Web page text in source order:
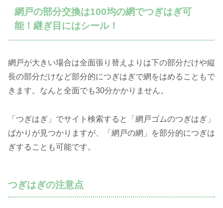
網戸の部分交換は100均の網でつぎはぎ可
能！継ぎ目にはシール！
網戸が大きい場合は全面張り替えよりは下の部分だけや縦
長の部分だけなど部分的につぎはぎで網をはめることもで
きます。なんと全面でも30分かかりません。
「つぎはぎ」でサイト検索すると「網戸ゴムのつぎはぎ」
ばかりが見つかりますが、「網戸の網」を部分的につぎは
ぎすることも可能です。
つぎはぎの注意点